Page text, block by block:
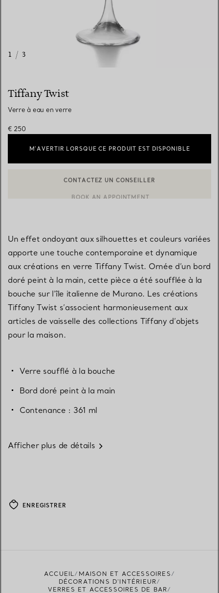
1 / 3
Tiffany Twist
Verre à eau en verre
€ 250
M’AVERTIR LORSQUE CE PRODUIT EST DISPONIBLE
Un effet ondoyant aux silhouettes et couleurs variées
apporte une touche contemporaine et dynamique
aux créations en verre Tiffany Twist. Ornée d’un bord
doré peint à la main, cette pièce a été soufflée à la
bouche sur l’île italienne de Murano. Les créations
Tiffany Twist s’associent harmonieusement aux
articles de vaisselle des collections Tiffany d’objets
pour la maison.
Verre soufflé à la bouche
Bord doré peint à la main
Contenance : 361 ml
Afficher plus de détails
ENREGISTRER
ACCUEIL
MAISON ET ACCESSOIRES
DÉCORATIONS D'INTÉRIEUR
VERRES ET ACCESSOIRES DE BAR